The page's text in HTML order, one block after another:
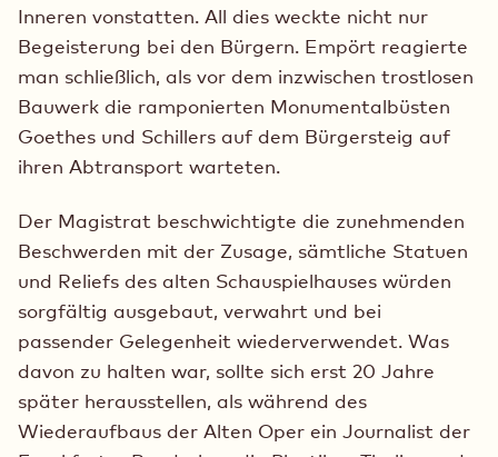
Inneren vonstatten. All dies weckte nicht nur
Begeisterung bei den Bürgern. Empört reagierte
man schließlich, als vor dem inzwischen trostlosen
Bauwerk die ramponierten Monumentalbüsten
Goethes und Schillers auf dem Bürgersteig auf
ihren Abtransport warteten.
Der Magistrat beschwichtigte die zunehmenden
Beschwerden mit der Zusage, sämtliche Statuen
und Reliefs des alten Schauspielhauses würden
sorgfältig ausgebaut, verwahrt und bei
passender Gelegenheit wiederverwendet. Was
davon zu halten war, sollte sich erst 20 Jahre
später herausstellen, als während des
Wiederaufbaus der Alten Oper ein Journalist der